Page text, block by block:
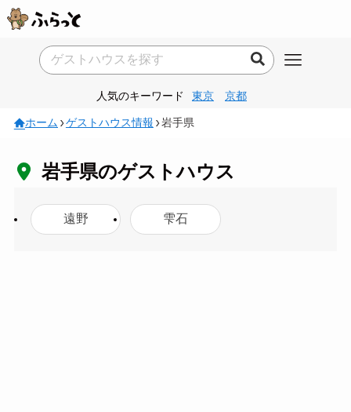
人気のキーワード 東京 京都
ホーム ゲストハウス情報 岩手県
岩手県のゲストハウス
遠野 雫石